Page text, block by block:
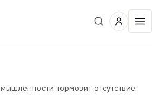
тормозит отсутствие